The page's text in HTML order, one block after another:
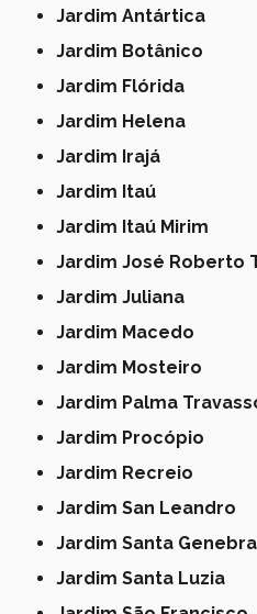
Jardim Antártica
Jardim Botânico
Jardim Flórida
Jardim Helena
Jardim Irajá
Jardim Itaú
Jardim Itaú Mirim
Jardim José Roberto
Jardim Juliana
Jardim Macedo
Jardim Mosteiro
Jardim Palma
Jardim Procópio
Jardim Recreio
Jardim San Leandro
Jardim Santa Genebra
Jardim Santa Luzia